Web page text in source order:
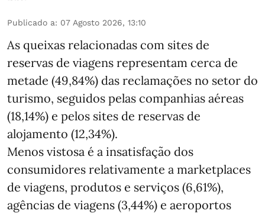
Publicado a: 07 Agosto 2026, 13:10
As queixas relacionadas com sites de
reservas de viagens representam cerca de
metade (49,84%) das reclamações no setor do
turismo, seguidos pelas companhias aéreas
(18,14%) e pelos sites de reservas de
alojamento (12,34%).
Menos vistosa é a insatisfação dos
consumidores relativamente a marketplaces
de viagens, produtos e serviços (6,61%),
agências de viagens (3,44%) e aeroportos